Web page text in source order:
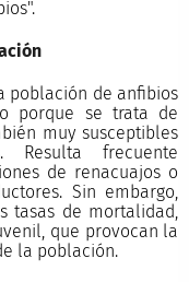
población de anfibios
porque se trata de
muy susceptibles
Resulta frecuente
de renacuajos o
Sin embargo,
tasas de mortalidad,
que provocan la
la población.